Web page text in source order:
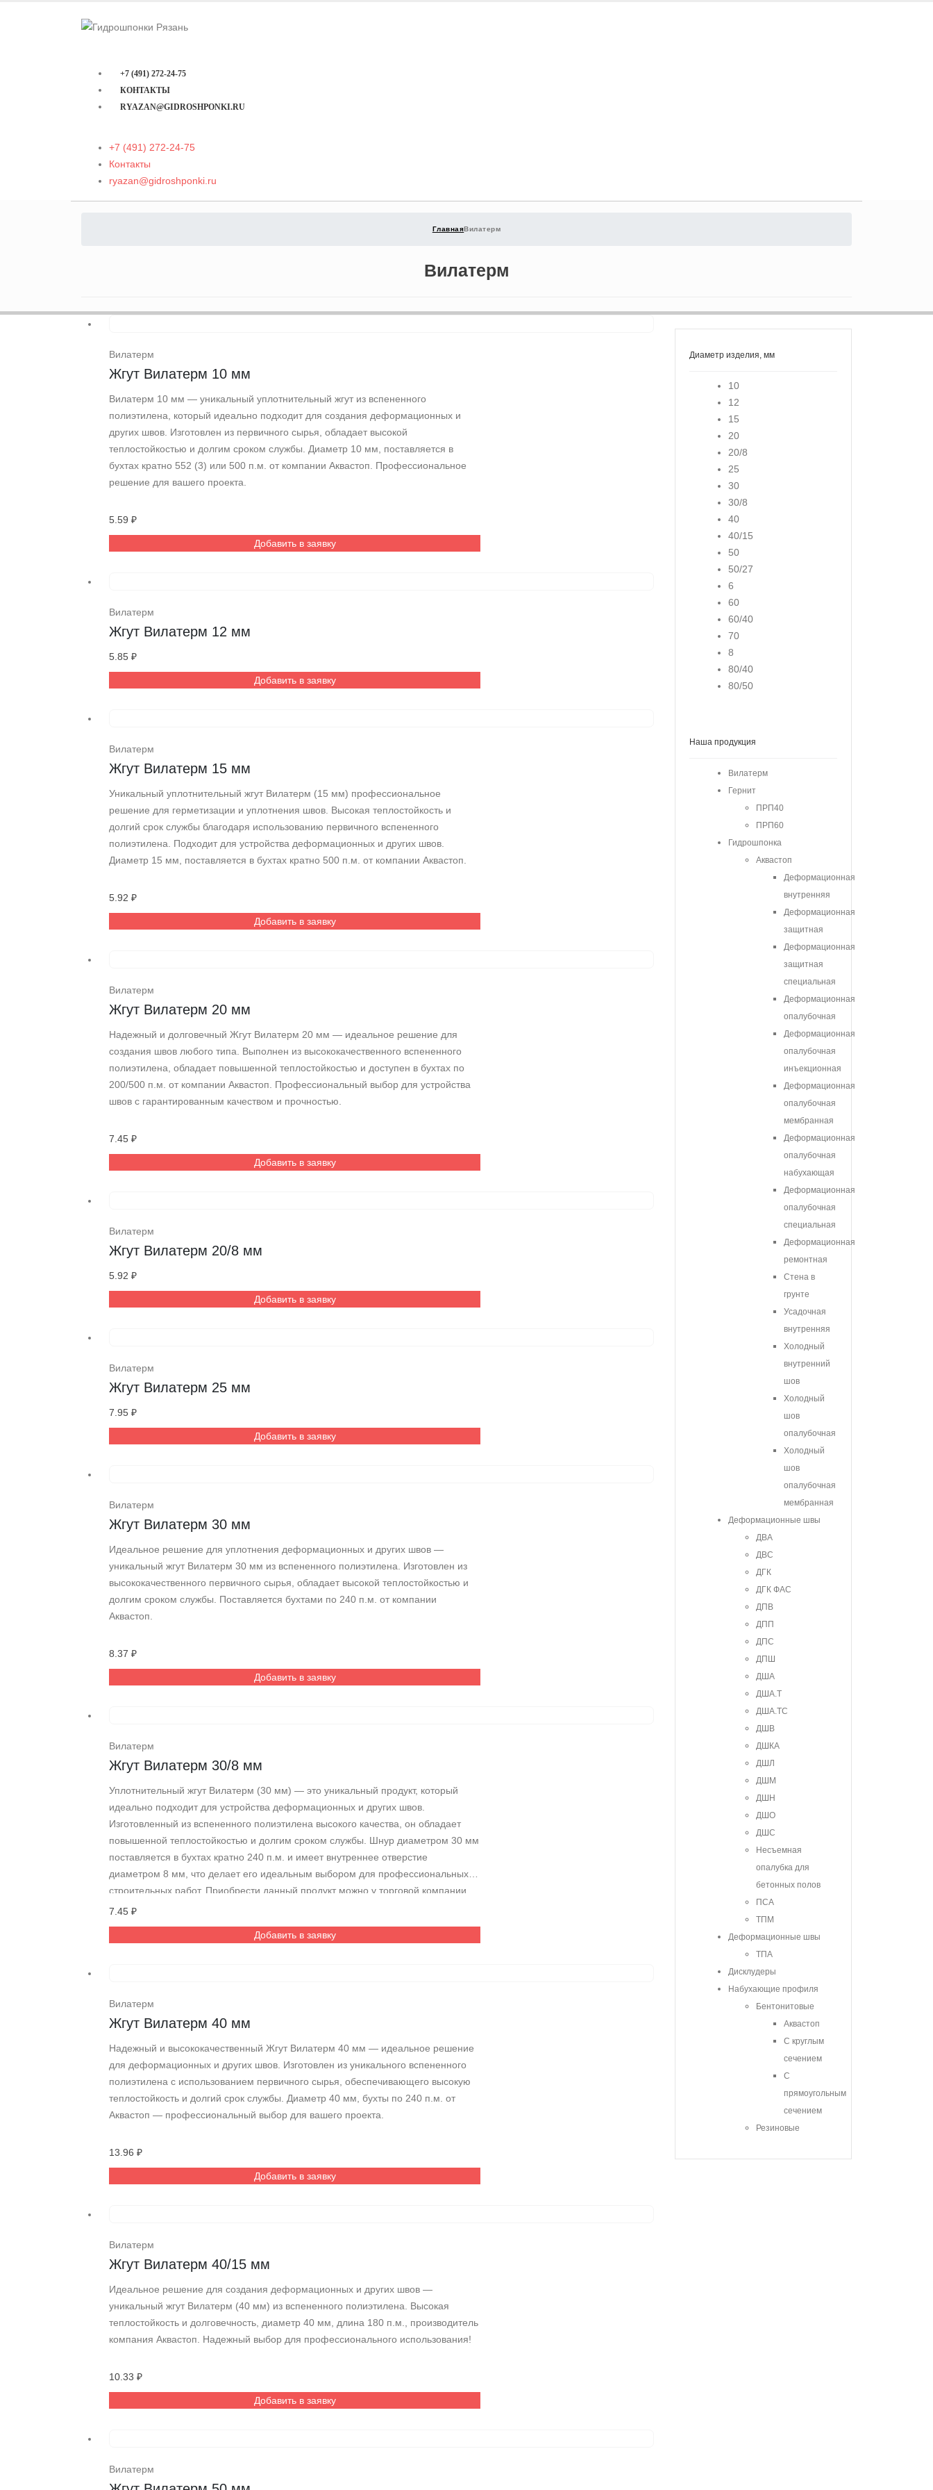
+7 (491) 272-24-75
КОНТАКТЫ
RYAZAN@GIDROSHPONKI.RU
+7 (491) 272-24-75
Контакты
ryazan@gidroshponki.ru
ГлавнаяВилатерм
Вилатерм
Вилатерм
Жгут Вилатерм 10 мм
Вилатерм 10 мм — уникальный уплотнительный жгут из вспененного
полиэтилена, который идеально подходит для создания деформационных и
других швов. Изготовлен из первичного сырья, обладает высокой
теплостойкостью и долгим сроком службы. Диаметр 10 мм, поставляется в
бухтах кратно 552 (3) или 500 п.м. от компании Аквастоп. Профессиональное
решение для вашего проекта.
5.59 ₽
Добавить в заявку
Вилатерм
Жгут Вилатерм 12 мм
5.85 ₽
Добавить в заявку
Вилатерм
Жгут Вилатерм 15 мм
Уникальный уплотнительный жгут Вилатерм (15 мм) профессиональное
решение для герметизации и уплотнения швов. Высокая теплостойкость и
долгий срок службы благодаря использованию первичного вспененного
полиэтилена. Подходит для устройства деформационных и других швов.
Диаметр 15 мм, поставляется в бухтах кратно 500 п.м. от компании Аквастоп.
5.92 ₽
Добавить в заявку
Вилатерм
Жгут Вилатерм 20 мм
Надежный и долговечный Жгут Вилатерм 20 мм — идеальное решение для
создания швов любого типа. Выполнен из высококачественного вспененного
полиэтилена, обладает повышенной теплостойкостью и доступен в бухтах по
200/500 п.м. от компании Аквастоп. Профессиональный выбор для устройства
швов с гарантированным качеством и прочностью.
7.45 ₽
Добавить в заявку
Вилатерм
Жгут Вилатерм 20/8 мм
5.92 ₽
Добавить в заявку
Вилатерм
Жгут Вилатерм 25 мм
7.95 ₽
Добавить в заявку
Вилатерм
Жгут Вилатерм 30 мм
Идеальное решение для уплотнения деформационных и других швов —
уникальный жгут Вилатерм 30 мм из вспененного полиэтилена. Изготовлен из
высококачественного первичного сырья, обладает высокой теплостойкостью и
долгим сроком службы. Поставляется бухтами по 240 п.м. от компании
Аквастоп.
8.37 ₽
Добавить в заявку
Вилатерм
Жгут Вилатерм 30/8 мм
Уплотнительный жгут Вилатерм (30 мм) — это уникальный продукт, который
идеально подходит для устройства деформационных и других швов.
Изготовленный из вспененного полиэтилена высокого качества, он обладает
повышенной теплостойкостью и долгим сроком службы. Шнур диаметром 30 мм
поставляется в бухтах кратно 240 п.м. и имеет внутреннее отверстие
диаметром 8 мм, что делает его идеальным выбором для профессиональных
строительных работ. Приобрести данный продукт можно у торговой компании
Аквастоп
7.45 ₽
Добавить в заявку
Вилатерм
Жгут Вилатерм 40 мм
Надежный и высококачественный Жгут Вилатерм 40 мм — идеальное решение
для деформационных и других швов. Изготовлен из уникального вспененного
полиэтилена с использованием первичного сырья, обеспечивающего высокую
теплостойкость и долгий срок службы. Диаметр 40 мм, бухты по 240 п.м. от
Аквастоп — профессиональный выбор для вашего проекта.
13.96 ₽
Добавить в заявку
Вилатерм
Жгут Вилатерм 40/15 мм
Идеальное решение для создания деформационных и других швов —
уникальный жгут Вилатерм (40 мм) из вспененного полиэтилена. Высокая
теплостойкость и долговечность, диаметр 40 мм, длина 180 п.м., производитель
компания Аквастоп. Надежный выбор для профессионального использования!
10.33 ₽
Добавить в заявку
Вилатерм
Диаметр изделия, мм
10
12
15
20
20/8
25
30
30/8
40
40/15
50
50/27
6
60
60/40
70
8
80/40
80/50
Наша продукция
Вилатерм
Гернит
ПРП40
ПРП60
Гидрошпонка
Аквастоп
Деформационная
внутренняя
Деформационная
защитная
Деформационная
защитная
специальная
Деформационная
опалубочная
Деформационная
опалубочная
инъекционная
Деформационная
опалубочная
мембранная
Деформационная
опалубочная
набухающая
Деформационная
опалубочная
специальная
Деформационная
ремонтная
Стена в
грунте
Усадочная
внутренняя
Холодный
внутренний
шов
Холодный
шов
опалубочная
Холодный
шов
опалубочная
мембранная
Деформационные швы
ДВА
ДВС
ДГК
ДГК ФАС
ДПВ
ДПП
ДПС
ДПШ
ДША
ДША.Т
ДША.ТС
ДШВ
ДШКА
ДШЛ
ДШМ
ДШН
ДШО
ДШС
Несъемная
опалубка для
бетонных полов
ПСА
ТПМ
Деформационные швы
ТПА
Дисклудеры
Набухающие профиля
Бентонитовые
Аквастоп
С круглым
сечением
С
прямоугольным
сечением
Резиновые